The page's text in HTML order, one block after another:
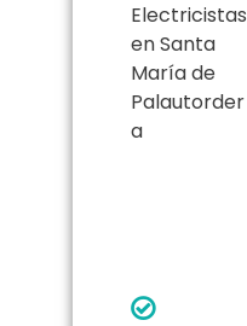
Electricistas
en Santa
María de
Palautorder
a